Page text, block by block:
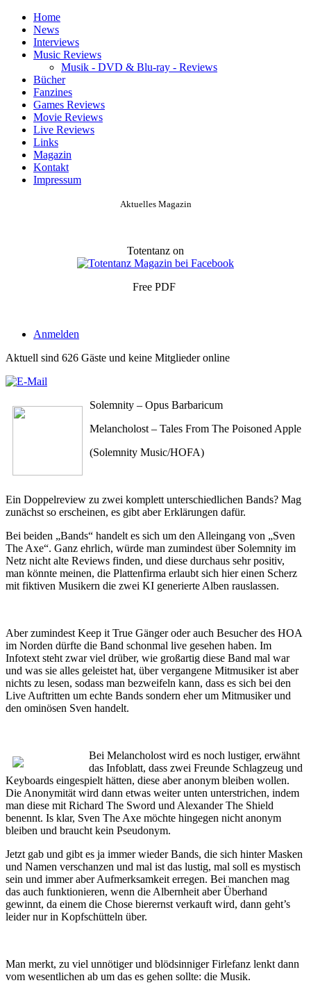
Home
News
Interviews
Music Reviews
Musik - DVD & Blu-ray - Reviews
Bücher
Fanzines
Games Reviews
Movie Reviews
Live Reviews
Links
Magazin
Kontakt
Impressum
Aktuelles Magazin
Totentanz on
Free PDF
Anmelden
Aktuell sind 626 Gäste und keine Mitglieder online
Solemnity – Opus Barbaricum
Melancholost – Tales From The Poisoned Apple
(Solemnity Music/HOFA)
Ein Doppelreview zu zwei komplett unterschiedlichen Bands? Mag
zunächst so erscheinen, es gibt aber Erklärungen dafür.
Bei beiden „Bands“ handelt es sich um den Alleingang von „Sven
The Axe“. Ganz ehrlich, würde man zumindest über Solemnity im
Netz nicht alte Reviews finden, und diese durchaus sehr positiv,
man könnte meinen, die Plattenfirma erlaubt sich hier einen Scherz
mit fiktiven Musikern die zwei KI generierte Alben rauslassen.
Aber zumindest Keep it True Gänger oder auch Besucher des HOA
im Norden dürfte die Band schonmal live gesehen haben. Im
Infotext steht zwar viel drüber, wie großartig diese Band mal war
und was sie alles geleistet hat, über vergangene Mitmusiker ist aber
nichts zu lesen, sodass man bezweifeln kann, dass es sich bei den
Live Auftritten um echte Bands sondern eher um Mitmusiker und
den ominösen Sven handelt.
Bei Melancholost wird es noch lustiger, erwähnt
das Infoblatt, dass zwei Freunde Schlagzeug und
Keyboards eingespielt hätten, diese aber anonym bleiben wollen.
Die Anonymität wird dann etwas weiter unten unterstrichen, indem
man diese mit Richard The Sword und Alexander The Shield
benennt. Is klar, Sven The Axe möchte hingegen nicht anonym
bleiben und braucht kein Pseudonym.
Jetzt gab und gibt es ja immer wieder Bands, die sich hinter Masken
und Namen verschanzen und mal ist das lustig, mal soll es mystisch
sein und immer aber Aufmerksamkeit erregen. Bei manchen mag
das auch funktionieren, wenn die Albernheit aber Überhand
gewinnt, da einem die Chose bierernst verkauft wird, dann geht’s
leider nur in Kopfschütteln über.
Man merkt, zu viel unnötiger und blödsinniger Firlefanz lenkt dann
vom wesentlichen ab um das es gehen sollte: die Musik.